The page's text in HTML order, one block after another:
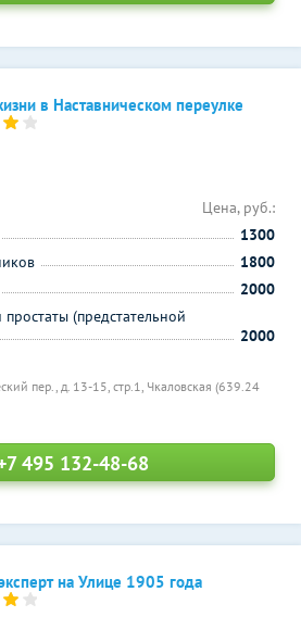
в Наставническом переулке
пер., д. 13-15, стр.1, Чкаловская (639.24
Цена, руб.:
1300
1800
2000
(предстательной
2000
495 132-48-68
на Улице 1905 года